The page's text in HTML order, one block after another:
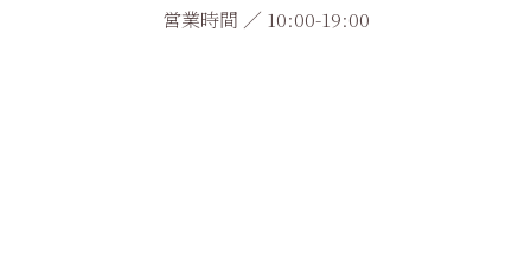
営業時間 ／ 10:00-19:00